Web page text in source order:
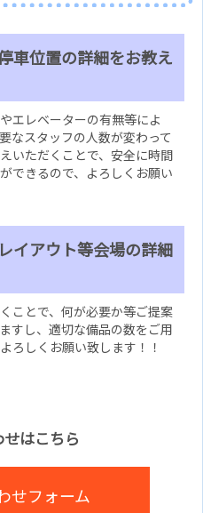
車位置の詳細をお教え
エレベーターの有無等によ
なスタッフの人数が変わって
いただくことで、安全に時間
できるので、よろしくお願い
イアウト等会場の詳細
ことで、何が必要か等ご提案
すし、適切な備品の数をご用
ろしくお願い致します！！
はこちら
せフォーム